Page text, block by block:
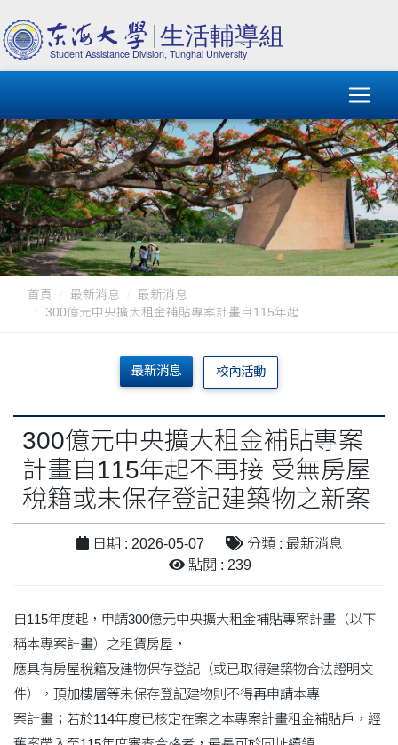
首頁 最新消息
最新消息
300億元中央擴大租金補貼專案計畫自115年起....
最新消息 校內活動
300億元中央擴大租金補貼專案
計畫自115年起不再接 受無房屋
稅籍或未保存登記建築物之新案
日期 : 2026-05-07
分類 : 最新消息
點閱 : 239
自115年度起，申請300億元中央擴大租金補貼專案計畫（以下
稱本專案計畫）之租賃房屋，
應具有房屋稅籍及建物保存登記（或已取得建築物合法證明文
件），頂加樓層等未保存登記建物則不得再申請本專
案計畫；若於114年度已核定在案之本專案計畫租金補貼戶，經